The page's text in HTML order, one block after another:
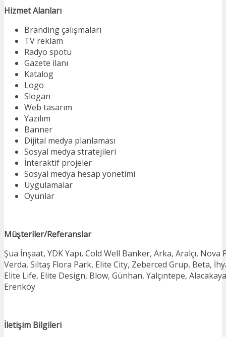
Hizmet Alanları
Branding çalışmaları
TV reklam
Radyo spotu
Gazete ilanı
Katalog
Logo
Slogan
Web tasarım
Yazılım
Banner
Dijital medya planlaması
Sosyal medya stratejileri
İnteraktif projeler
Sosyal medya hesap yönetimi
Uygulamalar
Oyunlar
Müşteriler/Referanslar
Şua İnşaat, YDK Yapı, Cold Well Banker, Arka, Aralçı,
Verda, Siltaş Flora Park, Elite City, Zeberced Grup, Beta,
Elite Life, Elite Design, Blow, Günhan, Yalçıntepe,
Erenköy
İletişim Bilgileri